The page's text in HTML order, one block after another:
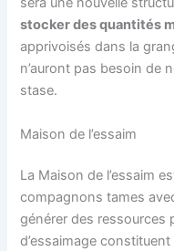
stocker des quantités
apprivoisés dans la
n’auront pas besoin de
stase.
Maison de l’essaim
La Maison de l’essaim
compagnons tames
générer des ressources
d’essaimage